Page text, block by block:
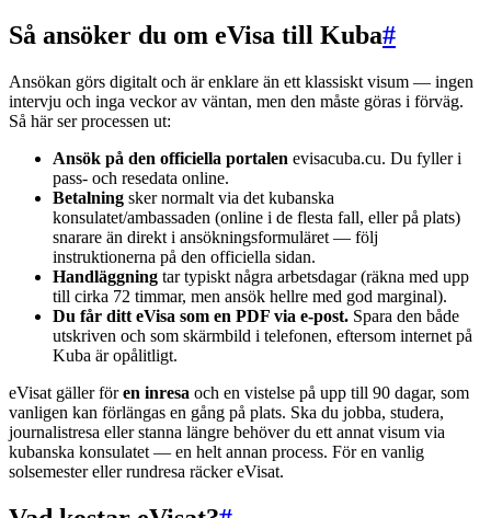
Så ansöker du om eVisa till Kuba#
Ansökan görs digitalt och är enklare än ett klassiskt visum — ingen
intervju och inga veckor av väntan, men den måste göras i förväg.
Så här ser processen ut:
Ansök på den officiella portalen evisacuba.cu. Du fyller i
pass- och resedata online.
Betalning sker normalt via det kubanska
konsulatet/ambassaden (online i de flesta fall, eller på plats)
snarare än direkt i ansökningsformuläret — följ
instruktionerna på den officiella sidan.
Handläggning tar typiskt några arbetsdagar (räkna med upp
till cirka 72 timmar, men ansök hellre med god marginal).
Du får ditt eVisa som en PDF via e-post. Spara den både
utskriven och som skärmbild i telefonen, eftersom internet på
Kuba är opålitligt.
eVisat gäller fören inresa och en vistelse på upp till 90 dagar, som
vanligen kan förlängas en gång på plats. Ska du jobba, studera,
journalistresa eller stanna längre behöver du ett annat visum via
kubanska konsulatet — en helt annan process. För en vanlig
solsemester eller rundresa räcker eVisat.